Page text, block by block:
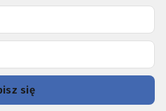
się